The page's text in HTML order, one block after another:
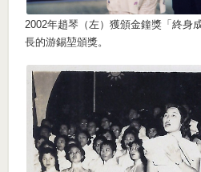
2002年趙琴（左）獲頒金鐘獎「終身
長的游錫堃頒獎。